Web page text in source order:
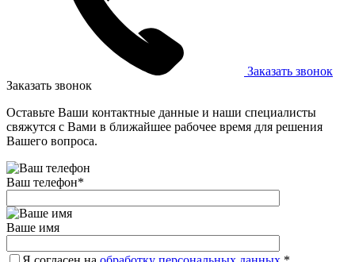
Заказать звонок
Заказать звонок
Оставьте Ваши контактные данные и наши специалисты
свяжутся с Вами в ближайшее рабочее время для решения
Вашего вопроса.
Ваш телефон*
Ваше имя